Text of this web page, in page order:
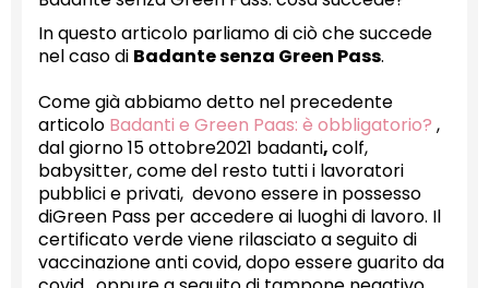
In questo articolo parliamo di ciò che succede
nel caso di Badante senza Green Pass.
Come già abbiamo detto nel precedente
articolo Badanti e Green Paas: è obbligatorio? ,
dal giorno 15 ottobre2021 badanti,colf,
babysitter, come del resto tutti i lavoratori
pubblici e privati, devono essere in possesso
diGreen Pass per accedere ai luoghi di lavoro. Il
certificato verde viene rilasciato a seguito di
vaccinazione anti covid, dopo essere guarito da